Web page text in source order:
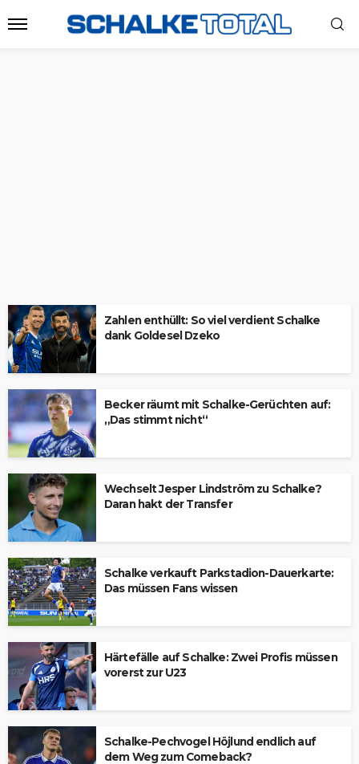
Zahlen enthüllt: So viel verdient Schalke
dank Goldesel Dzeko
Becker räumt mit Schalke-Gerüchten auf:
„Das stimmt nicht“
Wechselt Jesper Lindström zu Schalke?
Daran hakt der Transfer
Schalke verkauft Parkstadion-Dauerkarte:
Das müssen Fans wissen
Härtefälle auf Schalke: Zwei Profis müssen
vorerst zur U23
Schalke-Pechvogel Höjlund endlich auf
dem Weg zum Comeback?